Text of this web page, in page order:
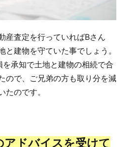
産査定を行っていればBさん
と建物を守ていた事でしょう。
を承知で土地と建物の相続で合
ので、ご兄弟の方も取り分を減
たのです。
ドバイスを受けて